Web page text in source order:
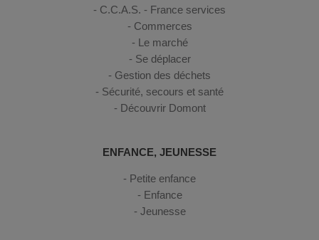
C.C.A.S. - France services
Commerces
Le marché
Se déplacer
Gestion des déchets
Sécurité, secours et santé
Découvrir Domont
ENFANCE, JEUNESSE
Petite enfance
Enfance
Jeunesse